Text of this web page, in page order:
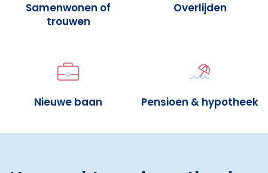
Samenwonen of
trouwen
Overlijden
Nieuwe baan Pensioen & hypotheek